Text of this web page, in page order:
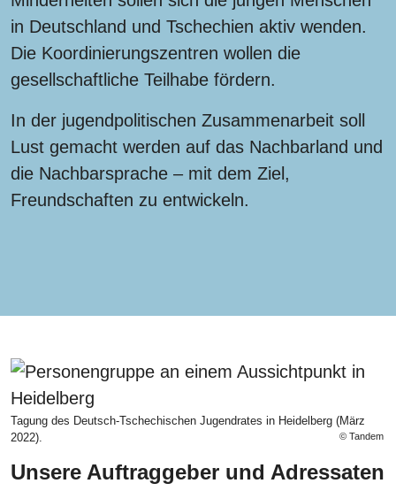
in Deutschland und Tschechien aktiv wenden.
Die Koordinierungszentren wollen die
gesellschaftliche Teilhabe fördern.
In der jugendpolitischen Zusammenarbeit soll
Lust gemacht werden auf das Nachbarland und
die Nachbarsprache – mit dem Ziel,
Freundschaften zu entwickeln.
Tagung des Deutsch-Tschechischen Jugendrates in Heidelberg (März
2022).
© Tandem
Unsere Auftraggeber und Adressaten